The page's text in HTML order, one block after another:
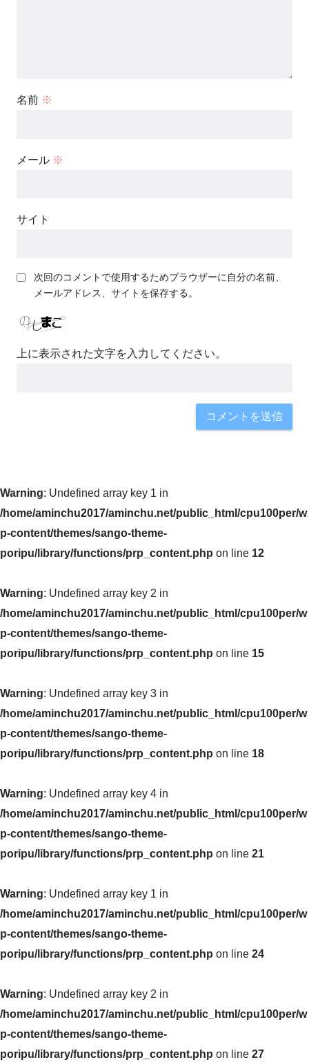
名前 ※
メール ※
サイト
次回のコメントで使用するためブラウザーに自分の名前、
メールアドレス、サイトを保存する。
上に表示された文字を入力してください。
Warning: Undefined array key 1 in
/home/aminchu2017/aminchu.net/public_html/cpu100per/w
p-content/themes/sango-theme-
poripu/library/functions/prp_content.php on line 12
Warning: Undefined array key 2 in
/home/aminchu2017/aminchu.net/public_html/cpu100per/w
p-content/themes/sango-theme-
poripu/library/functions/prp_content.php on line 15
Warning: Undefined array key 3 in
/home/aminchu2017/aminchu.net/public_html/cpu100per/w
p-content/themes/sango-theme-
poripu/library/functions/prp_content.php on line 18
Warning: Undefined array key 4 in
/home/aminchu2017/aminchu.net/public_html/cpu100per/w
p-content/themes/sango-theme-
poripu/library/functions/prp_content.php on line 21
Warning: Undefined array key 1 in
/home/aminchu2017/aminchu.net/public_html/cpu100per/w
p-content/themes/sango-theme-
poripu/library/functions/prp_content.php on line 24
Warning: Undefined array key 2 in
/home/aminchu2017/aminchu.net/public_html/cpu100per/w
p-content/themes/sango-theme-
poripu/library/functions/prp_content.php on line 27